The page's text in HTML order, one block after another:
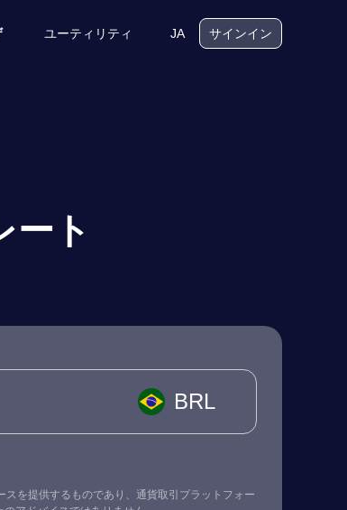
ユーティリティ JA サインイン
ート
BRL
を提供するものであり、通貨取引プラットフォー